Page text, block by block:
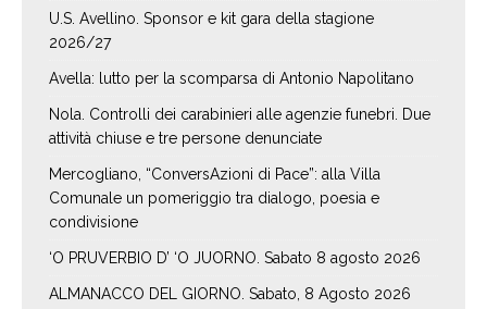
U.S. Avellino. Sponsor e kit gara della stagione
2026/27
Avella: lutto per la scomparsa di Antonio Napolitano
Nola. Controlli dei carabinieri alle agenzie funebri. Due
attività chiuse e tre persone denunciate
Mercogliano, “ConversAzioni di Pace”: alla Villa
Comunale un pomeriggio tra dialogo, poesia e
condivisione
‘O PRUVERBIO D’ ‘O JUORNO. Sabato 8 agosto 2026
ALMANACCO DEL GIORNO. Sabato, 8 Agosto 2026